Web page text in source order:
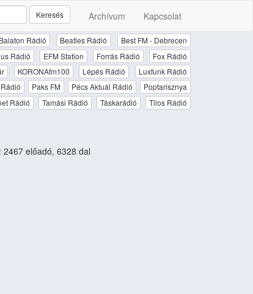
Archívum Kapcsolat
Keresés
Balaton Rádió Beatles Rádió
Best FM - Debrecen
Rádió EFM Station Forrás Rádió
Fox Rádió
KORONAfm100 Lépés Rádió
Luxfunk Rádió
Paks FM Pécs Aktuál Rádió
Poptarisznya
Rádió Tamási Rádió Táskarádió
Tilos Rádió
2467 előadó, 6328 dal